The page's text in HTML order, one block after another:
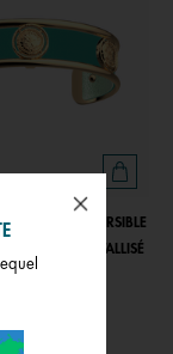
CUIR RÉVERSIBLE
MÉTALLISÉ